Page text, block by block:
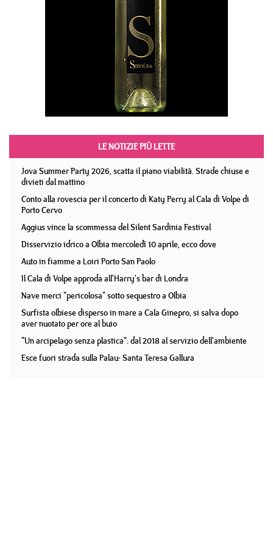
LE NOTIZIE PIÙ LETTE
Jova Summer Party 2026, scatta il piano viabilità. Strade chiuse e
divieti dal mattino
Conto alla rovescia per il concerto di Katy Perry al Cala di Volpe di
Porto Cervo
Aggius vince la scommessa del Silent Sardinia Festival
Disservizio idrico a Olbia mercoledì 10 aprile, ecco dove
Auto in fiamme a Loiri Porto San Paolo
Il Cala di Volpe approda all'Harry's bar di Londra
Nave merci "pericolosa" sotto sequestro a Olbia
Surfista olbiese disperso in mare a Cala Ginepro, si salva dopo
aver nuotato per ore al buio
"Un arcipelago senza plastica": dal 2018 al servizio dell'ambiente
Esce fuori strada sulla Palau- Santa Teresa Gallura